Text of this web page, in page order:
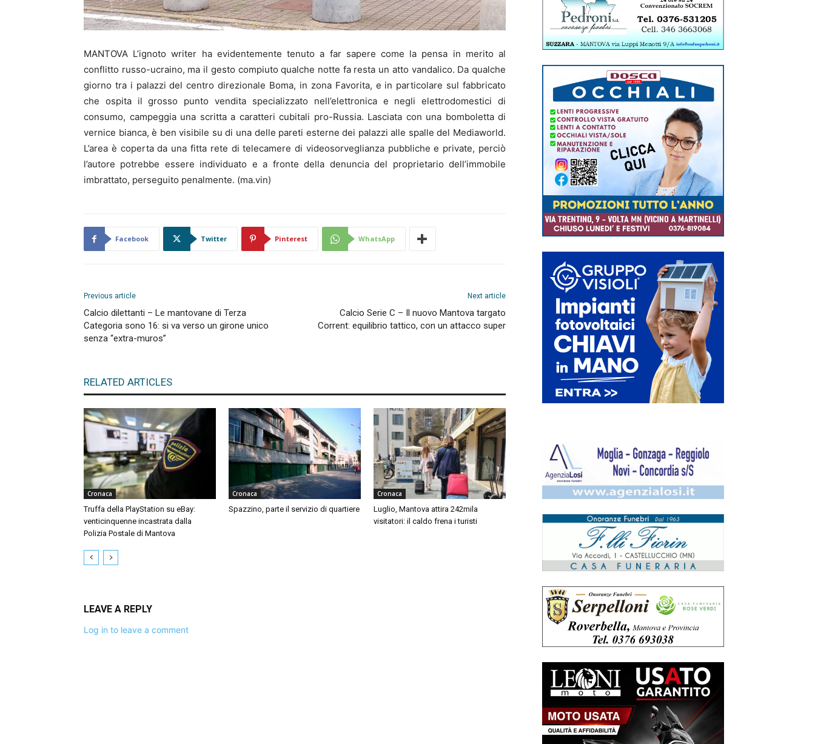
MANTOVA L’ignoto writer ha evidentemente tenuto a far sapere come la pensa in merito al
conflitto russo-ucraino, ma il gesto compiuto qualche notte fa resta un atto vandalico. Da qualche
giorno tra i palazzi del centro direzionale Boma, in zona Favorita, e in particolare sul fabbricato
che ospita il grosso punto vendita specializzato nell’elettronica e negli elettrodomestici di
consumo, campeggia una scritta a caratteri cubitali pro-Russia. Lasciata con una bomboletta di
vernice bianca, è ben visibile su di una delle pareti esterne dei palazzi alle spalle del Mediaworld.
L’area è coperta da una fitta rete di telecamere di videosorveglianza pubbliche e private, perciò
l’autore potrebbe essere individuato e a fronte della denuncia del proprietario dell’immobile
imbrattato, perseguito penalmente. (ma.vin)
Facebook Twitter Pinterest WhatsApp
Previous article
Calcio dilettanti – Le mantovane di Terza
Categoria sono 16: si va verso un girone unico
senza “extra-muros”
Next article
Calcio Serie C – Il nuovo Mantova targato
Corrent: equilibrio tattico, con un attacco super
RELATED ARTICLES
Cronaca
Truffa della PlayStation su eBay:
venticinquenne incastrata dalla
Polizia Postale di Mantova
Cronaca
Spazzino, parte il servizio di quartiere
Cronaca
Luglio, Mantova attira 242mila
visitatori: il caldo frena i turisti
LEAVE A REPLY
Log in to leave a comment